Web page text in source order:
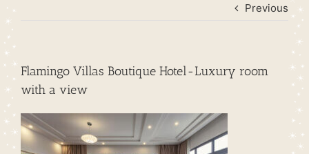
Previous
Flamingo Villas Boutique Hotel-Luxury room
with a view